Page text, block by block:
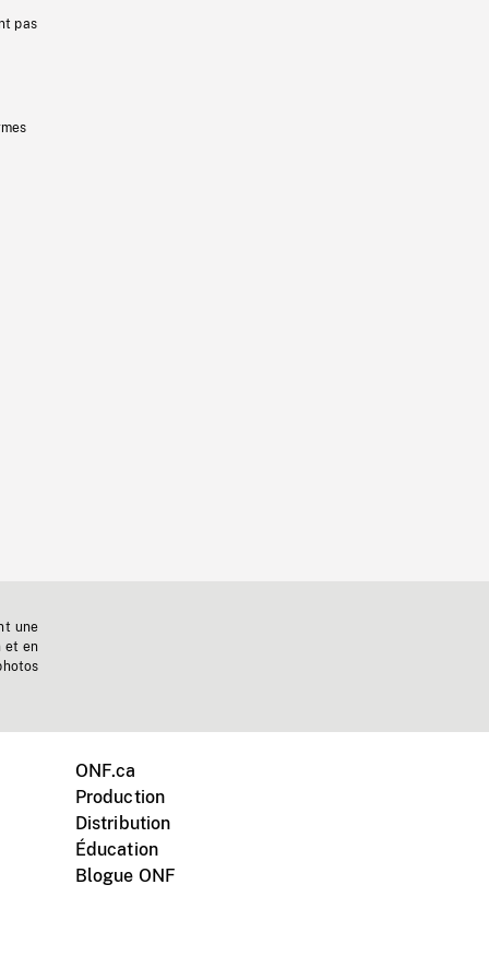
pas
une
et en
ONF.ca
Production
Distribution
Éducation
Blogue ONF